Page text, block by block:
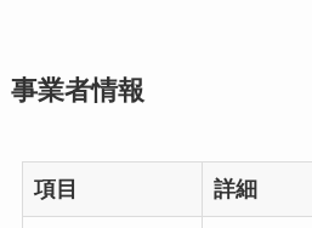
事業者情報
項目 詳細